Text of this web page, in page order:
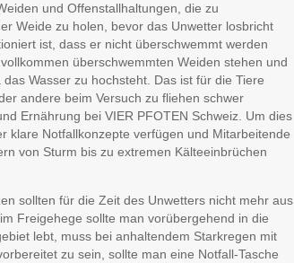
und Offenstallhaltungen, die zu
Weide zu holen, bevor das Unwetter losbricht
ist, dass er nicht überschwemmt werden
überschwemmten Weiden stehen und
Wasser zu hochsteht. Das ist für die Tiere
andere beim Versuch zu fliehen schwer
Ernährung bei VIER PFOTEN Schweiz. Um dies
klare Notfallkonzepte verfügen und Mitarbeitende
von Sturm bis zu extremen Kälteeinbrüchen
sollten für die Zeit des Unwetters nicht mehr aus
Freigehege sollte man vorübergehend in die
lebt, muss bei anhaltendem Starkregen mit
zu sein, sollte man eine Notfall-Tasche